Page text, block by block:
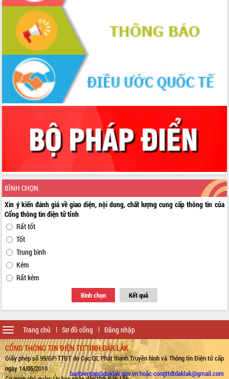
BÌNH CHỌN
Xin ý kiến đánh giá về giao diện, nội dung, chất lượng cung cấp thông tin của
Cổng thông tin điện tử tỉnh
Rất tốt
Tốt
Trung bình
Kém
Rất kém
Bình chọn Kết quả
Trang chủ Sơ đồ cổng Đăng nhập
Toggle
navigation
CỔNG THÔNG TIN ĐIỆN TỬ TỈNH ĐẮK LẮK
Giấy phép số 99/GP-TTĐT do Cục QL Phát thanh Truyền hình và Thông tin Điện tử cấp
ngày 14/05/2010
banbientap@daklak.gov.vn hoặc congttdtdaklak@gmail.com